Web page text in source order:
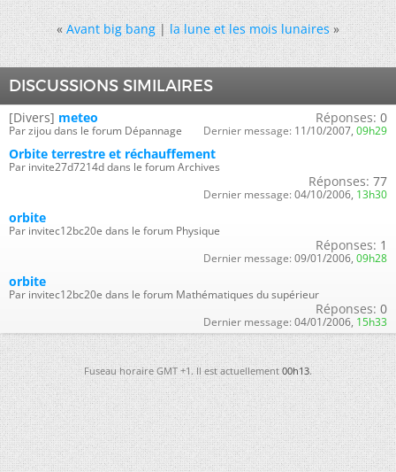
« Avant big bang|la lune et les mois lunaires »
DISCUSSIONS SIMILAIRES
[Divers] meteo
Par zijou dans le forum Dépannage
Réponses: 0
Dernier message: 11/10/2007, 09h29
Orbite terrestre et réchauffement
Par invite27d7214d dans le forum Archives
Réponses: 77
Dernier message: 04/10/2006, 13h30
orbite
Par invitec12bc20e dans le forum Physique
Réponses: 1
Dernier message: 09/01/2006, 09h28
orbite
Par invitec12bc20e dans le forum Mathématiques du supérieur
Réponses: 0
Dernier message: 04/01/2006, 15h33
Fuseau horaire GMT +1. Il est actuellement00h13.